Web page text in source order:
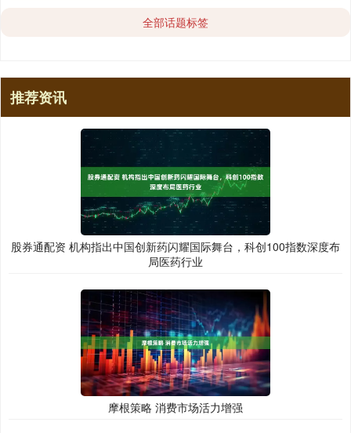
全部话题标签
推荐资讯
股券通配资 机构指出中国创新药闪耀国际舞台，科创100指数深度布
局医药行业
摩根策略 消费市场活力增强